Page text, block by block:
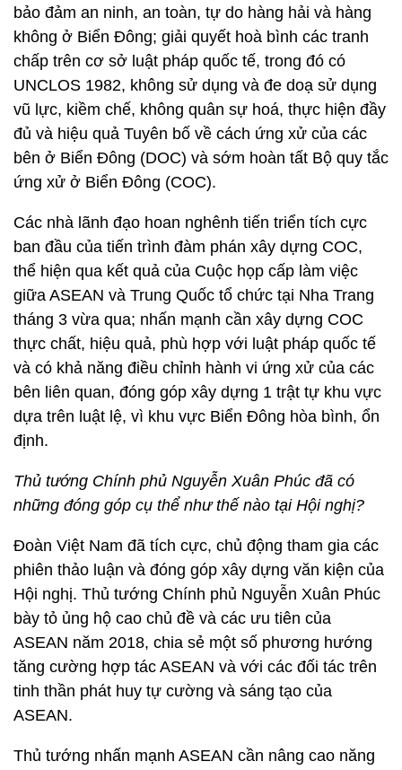
bảo đảm an ninh, an toàn, tự do hàng hải và hàng
không ở Biển Đông; giải quyết hoà bình các tranh
chấp trên cơ sở luật pháp quốc tế, trong đó có
UNCLOS 1982, không sử dụng và đe doạ sử dụng
vũ lực, kiềm chế, không quân sự hoá, thực hiện đầy
đủ và hiệu quả Tuyên bố về cách ứng xử của các
bên ở Biển Đông (DOC) và sớm hoàn tất Bộ quy tắc
ứng xử ở Biển Đông (COC).
Các nhà lãnh đạo hoan nghênh tiến triển tích cực
ban đầu của tiến trình đàm phán xây dựng COC,
thể hiện qua kết quả của Cuộc họp cấp làm việc
giữa ASEAN và Trung Quốc tổ chức tại Nha Trang
tháng 3 vừa qua; nhấn mạnh cần xây dựng COC
thực chất, hiệu quả, phù hợp với luật pháp quốc tế
và có khả năng điều chỉnh hành vi ứng xử của các
bên liên quan, đóng góp xây dựng 1 trật tự khu vực
dựa trên luật lệ, vì khu vực Biển Đông hòa bình, ổn
định.
Thủ tướng Chính phủ Nguyễn Xuân Phúc đã có
những đóng góp cụ thể như thế nào tại Hội nghị?
Đoàn Việt Nam đã tích cực, chủ động tham gia các
phiên thảo luận và đóng góp xây dựng văn kiện của
Hội nghị. Thủ tướng Chính phủ Nguyễn Xuân Phúc
bày tỏ ủng hộ cao chủ đề và các ưu tiên của
ASEAN năm 2018, chia sẻ một số phương hướng
tăng cường hợp tác ASEAN và với các đối tác trên
tinh thần phát huy tự cường và sáng tạo của
ASEAN.
Thủ tướng nhấn mạnh ASEAN cần nâng cao năng